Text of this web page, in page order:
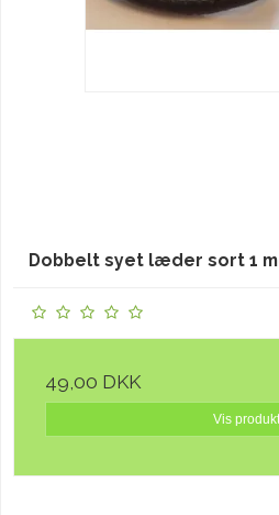
Dobbelt syet læder sort 1
49,00 DKK
Vis produkt